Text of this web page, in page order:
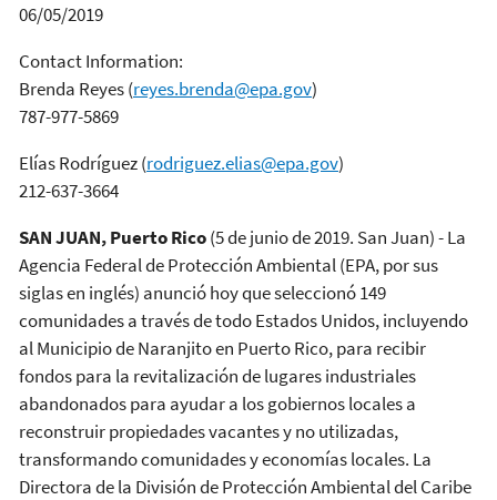
06/05/2019
Contact Information:
Brenda Reyes(reyes.brenda@epa.gov)
787-977-5869
Elías Rodríguez(rodriguez.elias@epa.gov)
212-637-3664
SAN JUAN, Puerto Rico(5 de junio de 2019. San Juan) - La
Agencia Federal de Protección Ambiental (EPA, por sus
siglas en inglés) anunció hoy que seleccionó 149
comunidades a través de todo Estados Unidos, incluyendo
al Municipio de Naranjito en Puerto Rico, para recibir
fondos para la revitalización de lugares industriales
abandonados para ayudar a los gobiernos locales a
reconstruir propiedades vacantes y no utilizadas,
transformando comunidades y economías locales. La
Directora de la División de Protección Ambiental del Caribe